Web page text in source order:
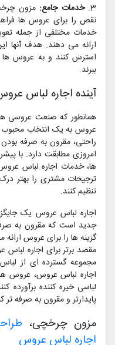
3. خدمات جامع: مزون
نقص را برای عروس ها
خدمات مختلفی از جمله
ارائه می دهند. هدف آنها
استرس کنند و به عروس ها
ببرند.
آینده اجاره لباس
همانطور که صنعت عروسی
عروس به یک انتخاب
راحتی، مقرون به صرفه
امروزی مطابقت دارد. با
ترجیحات مشتری را بهتر
تنظیم کنند.
اجاره لباس عروس یک
جدید است که مقرون به
گزینه ها را برای عروس
مقصد برتر برای اجاره لباس
مجموعه گسترده ای از
اجاره لباس عروس، عروس
لباسی خیره کننده
پایدارتر و مقرون به صرفه تر
مزون چرخچی،
اجاره لباس عروس